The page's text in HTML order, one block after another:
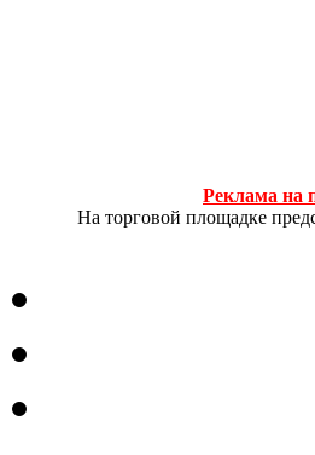
Реклама на
На торговой площадке